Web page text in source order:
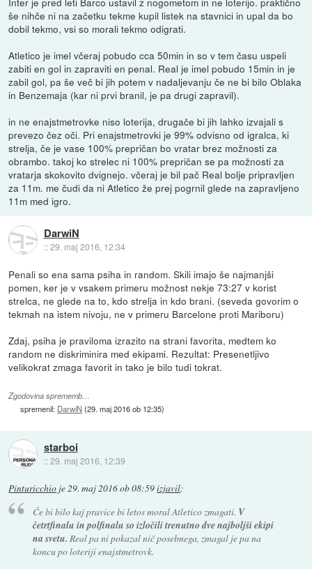
še nihče ni na začetku tekme kupil listek na stavnici in upal da bo
dobil tekmo, vsi so morali tekmo odigrati.
Atletico je imel včeraj pobudo cca 50min in so v tem času uspeli
zabiti en gol in zapraviti en penal. Real je imel pobudo 15min in je
zabil gol, pa še več bi jih potem v nadaljevanju če ne bi bilo Oblaka
in Benzemaja (kar ni prvi branil, je pa drugi zapravil).
in ne enajstmetrovke niso loterija, drugače bi jih lahko izvajali s
prevezo čez oči. Pri enajstmetrovki je 99% odvisno od igralca, ki
strelja, če je vase 100% prepričan bo vratar brez možnosti za
obrambo. takoj ko strelec ni 100% prepričan se pa možnosti za
vratarja skokovito dvignejo. včeraj je bil pač Real bolje pripravljen
za 11m. me čudi da ni Atletico že prej pogrnil glede na zapravljeno
11m med igro.
DarwiN
::29. maj 2016, 12:34
Penali so ena sama psiha in random. Skili imajo še najmanjši
pomen, ker je v vsakem primeru možnost nekje 73:27 v korist
strelca, ne glede na to, kdo strelja in kdo brani. (seveda govorim o
tekmah na istem nivoju, ne v primeru Barcelone proti Mariboru)
Zdaj, psiha je praviloma izrazito na strani favorita, medtem ko
random ne diskriminira med ekipami. Rezultat: Presenetljivo
velikokrat zmaga favorit in tako je bilo tudi tokrat.
Zgodovina sprememb…
spremenil: DarwiN(29. maj 2016 ob 12:35)
starboi
::29. maj 2016, 12:39
Pinturicchio je29. maj 2016 ob 08:59izjavil:
Če bi bilo kaj pravice bi letos moral Atletico zmagati. V
četrtfinalu in polfinalu so izločili trenutno dve najboljši ekipi
na svetu. Real pa ni pokazal nič posebnega, zmagal je pa na
koncu po loteriji enajstmetrovk.